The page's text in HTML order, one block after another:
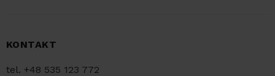
KONTAKT
tel. +48 535 123 772